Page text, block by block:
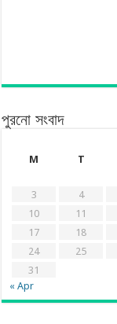
পুরনো সংবাদ
M
T
3
4
10
11
17
18
24
25
31
« Apr